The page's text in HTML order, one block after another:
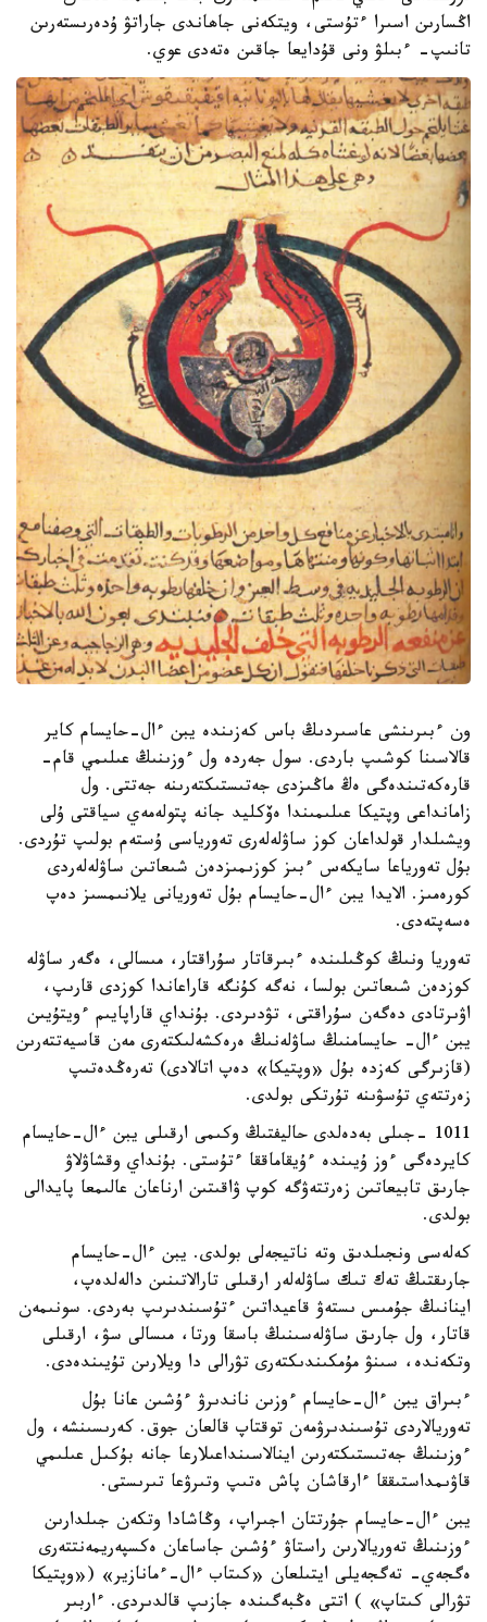
اڭسارىن اسىرا ءتۇستى، ويتكەنى جاھاندى جاراتۋ ۇدەرىستەرىن
تانىپ- ءبىلۋ ونى قۇدايعا جاقىن ەتەدى عوي.
ون ءبىرىنشى عاسىردىڭ باس كەزىندە يبن ءال-حايسام كاير
قالاسىنا كوشىپ باردى. سول جەردە ول ءوزىنىڭ عىلىمي قام-
قارەكەتىندەگى ەڭ ماڭىزدى جەتىستىكتەرىنە جەتتى. ول
زامانداعى وپتيكا عىلىمىندا ەۆكليد جانە پتولەمەي سياقتى ۇلى
ويشىلدار قولداعان كوز ساۋلەلەرى تەورياسى ۇستەم بولىپ تۇردى.
بۇل تەورياعا سايكەس ءبىز كوزىمىزدەن شىعاتىن ساۋلەلەردى
كورەمىز. الايدا يبن ءال-حايسام بۇل تەوريانى يلانىمسىز دەپ
ەسەپتەدى.
تەوريا ونىڭ كوڭىلىندە ءبىرقاتار سۇراقتار، مىسالى، ەگەر ساۋلە
كوزدەن شىعاتىن بولسا، نەگە كۇنگە قاراعاندا كوزدى قارىپ،
اۋىرتادى دەگەن سۇراقتى، تۋدىردى. بۇنداي قاراپايىم ءويتۇيىن
يبن ءال- حايسامنىڭ ساۋلەنىڭ ەرەكشەلىكتەرى مەن قاسيەتتەرىن
(قازىرگى كەزدە بۇل «وپتيكا» دەپ اتالادى) تەرەڭدەتىپ
زەرتتەي تۇسۋىنە تۇرتكى بولدى.
1011 -جىلى بەدەلدى حاليفتىڭ وكىمى ارقىلى يبن ءال-حايسام
كايردەگى ءوز ۇيىندە ءۇيقاماققا ءتۇستى. بۇنداي وقشاۋلاۋ
جارىق تابيعاتىن زەرتتەۋگە كوپ ۋاقىتىن ارناعان عالىمعا پايدالى
بولدى.
كەلەسى ونجىلدىق وتە ناتيجەلى بولدى. يبن ءال-حايسام
جارىقتىڭ تەك تىك ساۋلەلەر ارقىلى تارالاتىنىن دالەلدەپ،
اينانىڭ جۇمىس ىستەۋ قاعيداتىن ءتۇسىندىرىپ بەردى. سونىمەن
قاتار، ول جارىق ساۋلەسىنىڭ باسقا ورتا، مىسالى سۋ، ارقىلى
وتكەندە، سىنۋ مۇمكىندىكتەرى تۋرالى دا ويلارىن تۇيىندەدى.
ءبىراق يبن ءال-حايسام ءوزىن ناندىرۋ ءۇشىن عانا بۇل
تەوريالاردى تۇسىندىرۋمەن توقتاپ قالعان جوق. كەرىسىنشە، ول
ءوزىنىڭ جەتىستىكتەرىن اينالاسىنداعىلارعا جانە بۇكىل عىلىمي
قاۋىمداستىققا ءارقاشان پاش ەتىپ وتىرۋعا تىرىستى.
يبن ءال-حايسام جۇرتتان اجىراپ، وڭاشادا وتكەن جىلدارىن
ءوزىنىڭ تەوريالارىن راستاۋ ءۇشىن جاساعان ەكسپەريمەنتتەرى
ەگجەي- تەگجەيلى ايتىلعان «كىتاب ءال-ءمانازير» («وپتيكا
تۋرالى كىتاپ» ) اتتى ەڭبەگىندە جازىپ قالدىردى. ءاربىر